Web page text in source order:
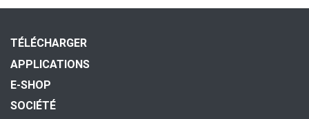
TÉLÉCHARGER
APPLICATIONS
E-SHOP
SOCIÉTÉ